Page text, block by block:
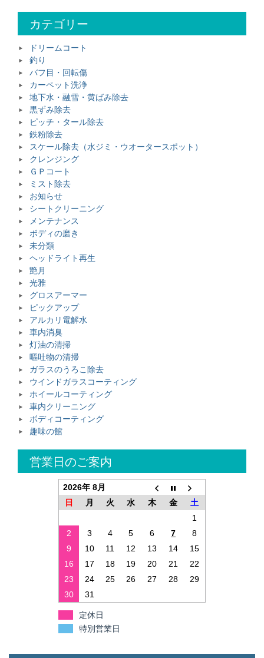
カテゴリー
ドリームコート
釣り
バフ目・回転傷
カーペット洗浄
地下水・融雪・黄ばみ除去
黒ずみ除去
ピッチ・タール除去
鉄粉除去
スケール除去（水ジミ・ウオータースポット）
クレンジング
ＧＰコート
ミスト除去
お知らせ
シートクリーニング
メンテナンス
ボディの磨き
未分類
ヘッドライト再生
艶月
光雅
グロスアーマー
ピックアップ
アルカリ電解水
車内消臭
灯油の清掃
嘔吐物の清掃
ガラスのうろこ除去
ウインドガラスコーティング
ホイールコーティング
車内クリーニング
ボディコーティング
趣味の館
営業日のご案内
2026年 8月
日
月 火 水 木 金
土
1
2
3 4 5 6 7
8
9
10 11 12 13 14
15
16
17 18 19 20 21
22
23
24 25 26 27 28
29
30
31
定休日
特別営業日